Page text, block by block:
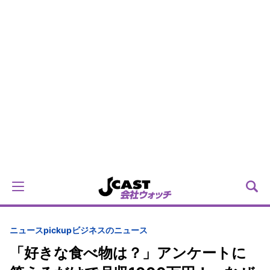
ニュースpickupビジネスのニュース
「好きな食べ物は？」アンケートに